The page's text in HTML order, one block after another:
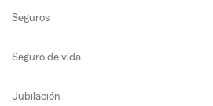
Seguros
Seguro de vida
Jubilación